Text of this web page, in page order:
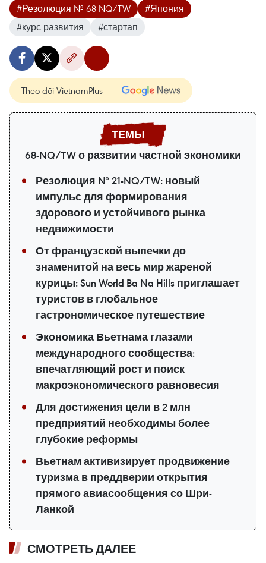
#Резолюция № 68-NQ/TW
#Япония
#курс развития
#стартап
Theo dõi VietnamPlus
68-NQ/TW о развитии частной экономики
Резолюция № 21-NQ/TW: новый
импульс для формирования
здорового и устойчивого рынка
недвижимости
От французской выпечки до
знаменитой на весь мир жареной
курицы: Sun World Ba Na Hills приглашает
туристов в глобальное
гастрономическое путешествие
Экономика Вьетнама глазами
международного сообщества:
впечатляющий рост и поиск
макроэкономического равновесия
Для достижения цели в 2 млн
предприятий необходимы более
глубокие реформы
Вьетнам активизирует продвижение
туризма в преддверии открытия
прямого авиасообщения со Шри-
Ланкой
СМОТРЕТЬ ДАЛЕЕ